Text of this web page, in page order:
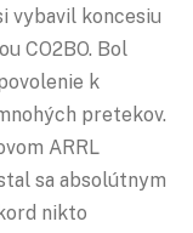
vybavil koncesiu
CO2BO. Bol
k
pretekov.
ARRL
sa absolútnym
nikto